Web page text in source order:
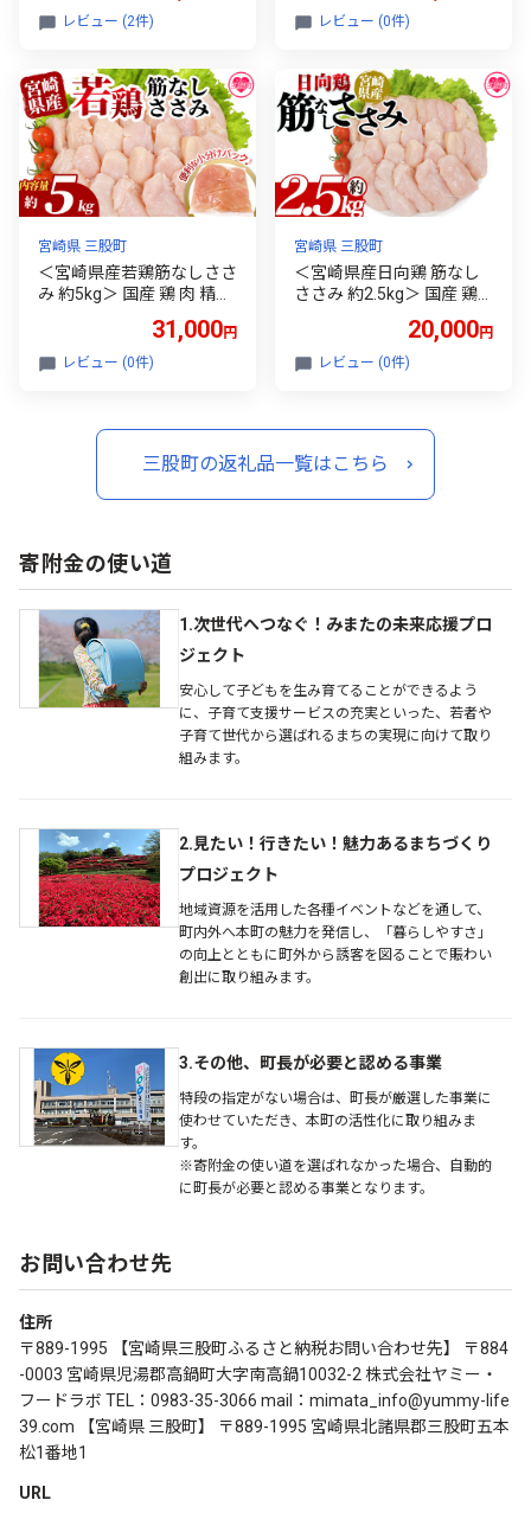
のお供 野菜 旬 漬物 おつけ
け込み 国産 宮崎県産 九州
産 保存食 常備菜 箸休め さ
っぱり風味 食卓彩り 小分
け便利 使い切り 手軽 健康
志向【MI014-ko】【株式
会社上沖産業】
レビュー (2件)
goma 胡麻油 ごまあぶら
物 ギフト 希少 gift 健康志
向【MI408-sm】【しも農
園】
レビュー (0件)
宮崎県 三股町
＜宮崎県産若鶏筋なしささ
み 約5kg＞ 国産 鶏 肉 精肉
いやすい パック 真空冷凍
お弁当 惣菜 蒸し鶏 数量限
品 小分けパック【MI513-t
r】【TRINITY】
31,000円
レビュー (0件)
宮崎県 三股町
＜宮崎県産日向鶏 筋なし
ささみ 約2.5kg＞ 国産 鶏
さみ肉 筋なし 使いやすい
小分け パック 真空冷凍 お
り あっさり 冷凍食品 小分
けパック【MI453-tr】【T
20,000円
レビュー (0件)
三股町の返礼品一覧はこちら
寄附金の使い道
1.次世代へつなぐ！みまたの未来応援プロ
ジェクト
安心して子どもを生み育てることができるよう
に、子育て支援サービスの充実といった、若者や
子育て世代から選ばれるまちの実現に向けて取り
組みます。
2.見たい！行きたい！魅力あるまちづくり
プロジェクト
地域資源を活用した各種イベントなどを通して、
町内外へ本町の魅力を発信し、「暮らしやすさ」
の向上とともに町外から誘客を図ることで賑わい
創出に取り組みます。
3.その他、町長が必要と認める事業
特段の指定がない場合は、町長が厳選した事業に
使わせていただき、本町の活性化に取り組みま
す。
※寄附金の使い道を選ばれなかった場合、自動的
に町長が必要と認める事業となります。
お問い合わせ先
住所
〒889-1995 【宮崎県三股町ふるさと納税お問い合わせ先】 〒884
-0003 宮崎県児湯郡高鍋町大字南高鍋10032-2 株式会社ヤミー・
フードラボ TEL：0983-35-3066 mail：mimata_info@yummy-life
39.com 【宮崎県 三股町】 〒889-1995 宮崎県北諸県郡三股町五本
松1番地1
URL